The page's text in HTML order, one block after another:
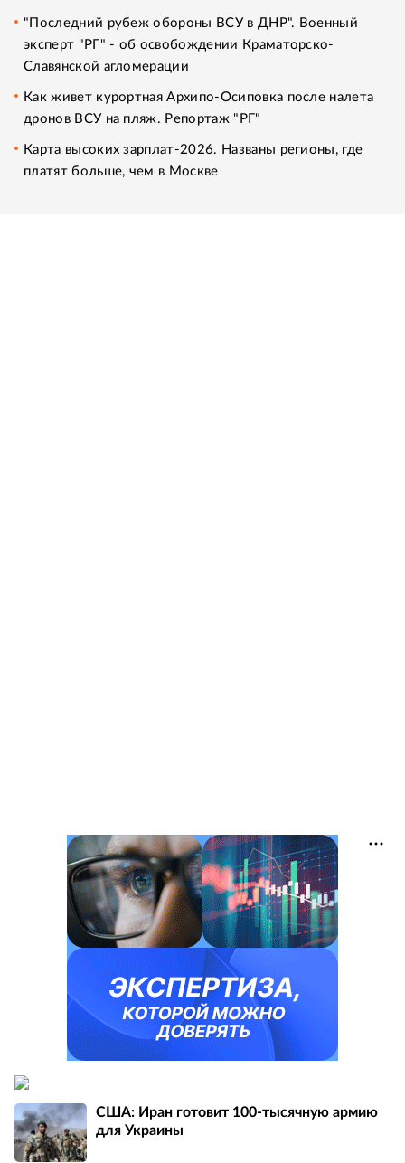
"Последний рубеж обороны ВСУ в ДНР". Военный
эксперт "РГ" - об освобождении Краматорско-
Славянской агломерации
Как живет курортная Архипо-Осиповка после налета
дронов ВСУ на пляж. Репортаж "РГ"
Карта высоких зарплат-2026. Названы регионы, где
платят больше, чем в Москве
США: Иран готовит 100-тысячную армию
для Украины